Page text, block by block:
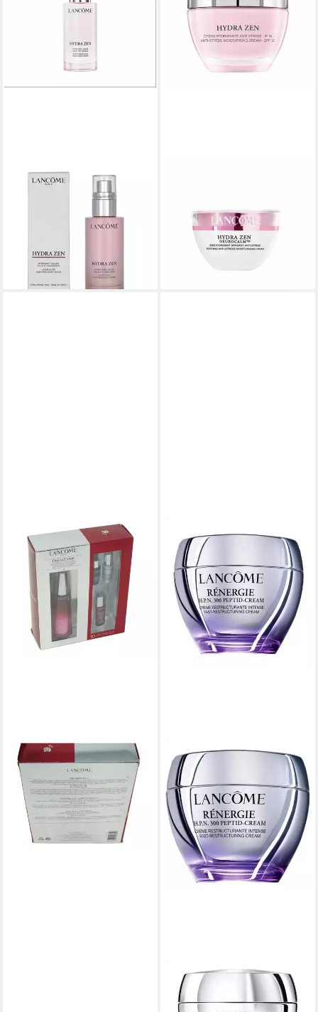
LANCOME
Tagescreme Lancôme Hydra
Zen Anti-Stress Glow Liquid
(1.258,80 €/ 1 l)
lieferbar - in 8-10 Werktagen bei
Cream SPF15
69,46 €
(1.389,20 €/ 1 l)
LANCOME
Tagescreme Lancome Dream
Tone Creator Fair Nr 2 Set
40ml
109,00 €
(2.725,00 €/ 1 l)
lieferbar - in 2-3 Werktagen bei dir
LANCOME
Tagescreme Lancôme
RÉNERGIE MULTI-LIFT